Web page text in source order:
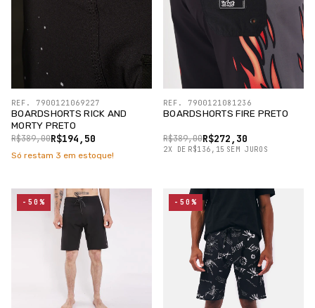
BOARDSHORTS RICK AND
MORTY PRETO
R$194,50
R$389,00
REF. 7900121069227
Só restam 3 em estoque!
BOARDSHORTS FIRE PRETO
R$272,30
R$389,00
2X DE R$136,15 SEM JUROS
REF. 7900121081236
-50% -50%